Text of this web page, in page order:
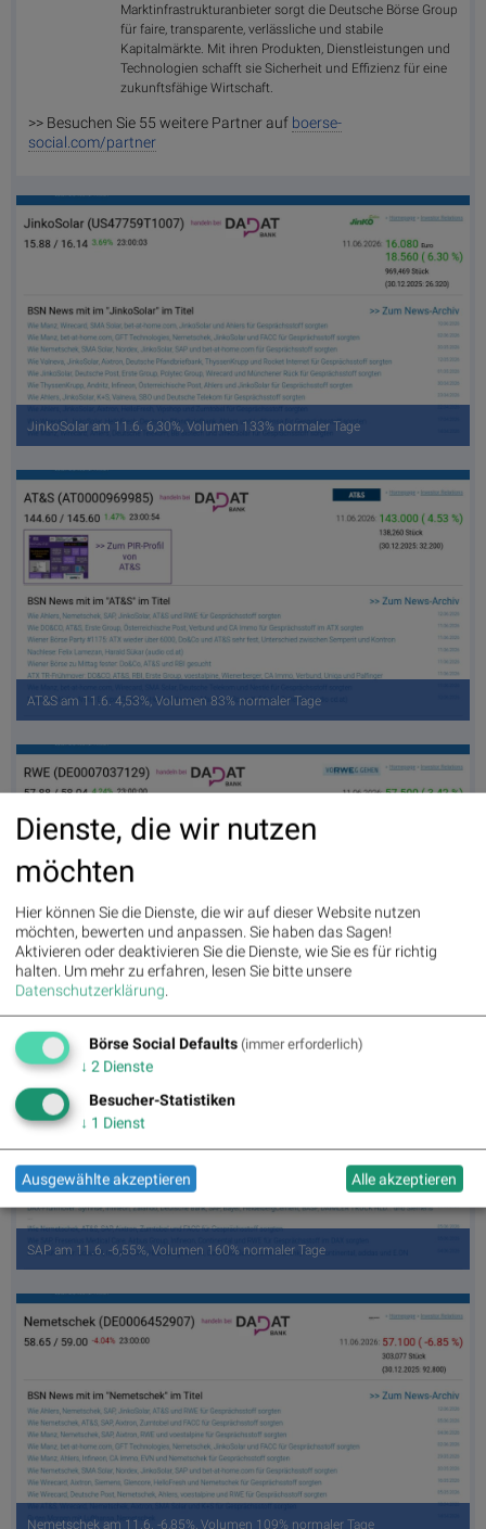
Marktinfrastrukturanbieter sorgt die Deutsche Börse Group
für faire, transparente, verlässliche und stabile
Kapitalmärkte. Mit ihren Produkten, Dienstleistungen und
Technologien schafft sie Sicherheit und Effizienz für eine
zukunftsfähige Wirtschaft.
>> Besuchen Sie 55 weitere Partner auf boerse-
social.com/partner
JinkoSolar am 11.6. 6,30%, Volumen 133% normaler Tage
AT&S am 11.6. 4,53%, Volumen 83% normaler Tage
RWE am 11.6. 3,42%, Volumen 81% normaler Tage
SAP am 11.6. -6,55%, Volumen 160% normaler Tage
Nemetschek am 11.6. -6,85%, Volumen 109% normaler Tage
Dienste, die wir nutzen
möchten
Hier können Sie die Dienste, die wir auf dieser Website nutzen
möchten, bewerten und anpassen. Sie haben das Sagen!
Aktivieren oder deaktivieren Sie die Dienste, wie Sie es für richtig
halten. Um mehr zu erfahren, lesen Sie bitte unsere
Datenschutzerklärung.
Börse Social Defaults (immer erforderlich)
↓ 2 Dienste
Besucher-Statistiken
↓ 1 Dienst
Ausgewählte akzeptieren Alle akzeptieren